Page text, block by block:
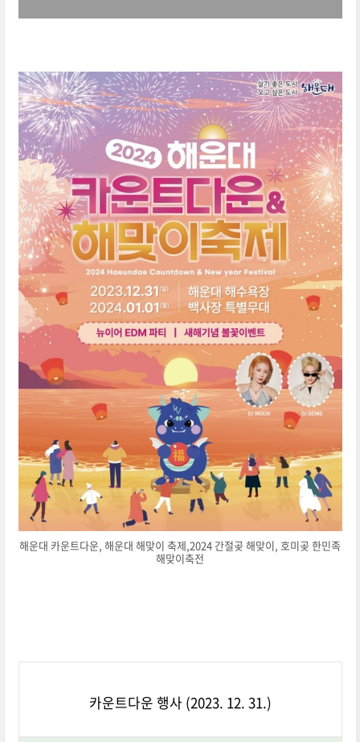
해운대 카운트다운, 해운대 해맞이 축제,2024 간절곶 해맞이, 호미곶 한민족
해맞이축전
카운트다운 행사 (2023. 12. 31.)